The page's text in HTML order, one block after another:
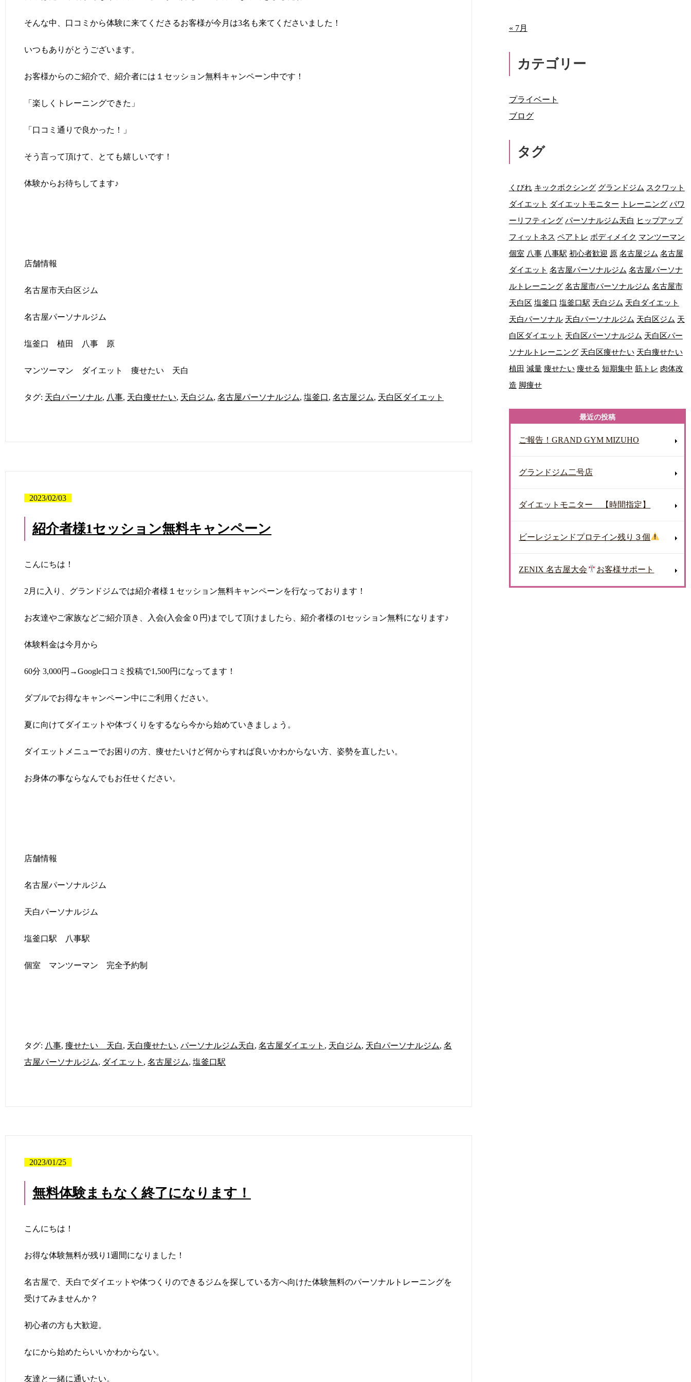
そんな中、口コミから体験に来てくださるお客様が今月は3名も来てくださいました！
いつもありがとうございます。
お客様からのご紹介で、紹介者には１セッション無料キャンペーン中です！
「楽しくトレーニングできた」
「口コミ通りで良かった！」
そう言って頂けて、とても嬉しいです！
体験からお待ちしてます♪
店舗情報
名古屋市天白区ジム
名古屋パーソナルジム
塩釜口 植田 八事 原
マンツーマン ダイエット 痩せたい 天白
タグ: 天白パーソナル, 八事, 天白痩せたい, 天白ジム, 名古屋パーソナルジム, 塩釜口, 名古屋ジム, 天白区ダイエット
2023/02/03
紹介者様1セッション無料キャンペーン
こんにちは！
2月に入り、グランドジムでは紹介者様１セッション無料キャンペーンを行なっております！
お友達やご家族などご紹介頂き、入会(入会金０円)までして頂けましたら、紹介者様の1セッション無料になります♪
体験料金は今月から
60分 3,000円→Google口コミ投稿で1,500円になってます！
ダブルでお得なキャンペーン中にご利用ください。
夏に向けてダイエットや体づくりをするなら今から始めていきましょう。
ダイエットメニューでお困りの方、痩せたいけど何からすれば良いかわからない方、姿勢を直したい。
お身体の事ならなんでもお任せください。
店舗情報
名古屋パーソナルジム
天白パーソナルジム
塩釜口駅 八事駅
個室 マンツーマン 完全予約制
タグ: 八事, 痩せたい 天白, 天白痩せたい, パーソナルジム天白, 名古屋ダイエット , 天白ジム, 天白パーソナルジム, 名
古屋パーソナルジム, ダイエット , 名古屋ジム, 塩釜口駅
2023/01/25
無料体験まもなく終了になります！
こんにちは！
お得な体験無料が残り1週間になりました！
名古屋で、天白でダイエットや体つくりのできるジムを探している方へ向けた体験無料のパーソナルトレーニングを
受けてみませんか？
初心者の方も大歓迎。
なにから始めたらいいかわからない。
友達と一緒に通いたい。
« 7月
カテゴリー
プライベート
ブログ
タグ
くびれ キックボクシング グランドジム スクワット
ダイエット ダイエットモニター トレーニング パワ
ーリフティング パーソナルジム天白 ヒップアップ
フィットネス ペアトレ ボディメイク マンツーマン
個室 八事 八事駅 初心者歓迎 原 名古屋ジム 名古屋
ダイエット 名古屋パーソナルジム 名古屋パーソナ
ルトレーニング 名古屋市パーソナルジム 名古屋市
天白区 塩釜口 塩釜口駅 天白ジム 天白ダイエット
天白パーソナル 天白パーソナルジム 天白区ジム 天
白区ダイエット 天白区パーソナルジム 天白区パー
ソナルトレーニング 天白区痩せたい 天白痩せたい
植田 減量 痩せたい 痩せる 短期集中 筋トレ 肉体改
造 脚痩せ
最近の投稿
ご報告！GRAND GYM MIZUHO
グランドジム二号店
ダイエットモニター 【時間指定】
ビーレジェンドプロテイン残り３個
ZENIX 名古屋大会 お客様サポート